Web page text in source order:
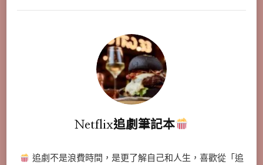
Netflix追劇筆記本
追劇不是浪費時間，是更了解自己和人生，喜歡從「追